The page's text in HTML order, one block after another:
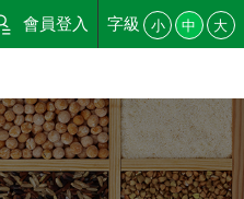
會員登入 字級 小 中 大